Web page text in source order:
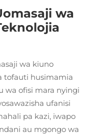
wa
wa kiuno
tofauti husimamia
wa ofisi mara nyingi
ufanisi
pa kazi, iwapo
au mgongo wa